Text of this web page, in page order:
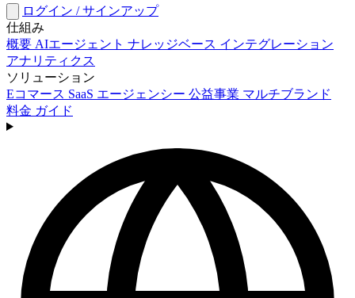
ログイン / サインアップ
仕組み
概要 AIエージェント ナレッジベース インテグレーション
アナリティクス
ソリューション
Eコマース SaaS エージェンシー 公益事業 マルチブランド
料金 ガイド